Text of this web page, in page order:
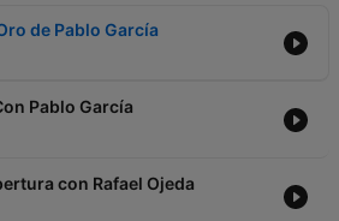
de Pablo García
Pablo García
con Rafael Ojeda